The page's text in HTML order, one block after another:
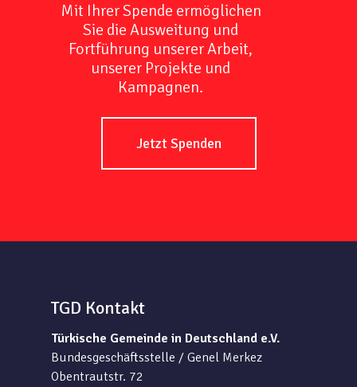
Mit Ihrer Spende ermöglichen
Sie die Ausweitung und
Fortführung unserer Arbeit,
unserer Projekte und
Kampagnen.
Jetzt Spenden
TGD Kontakt
Türkische Gemeinde in Deutschland e.V.
Bundesgeschäftsstelle / Genel Merkez
Obentrautstr. 72